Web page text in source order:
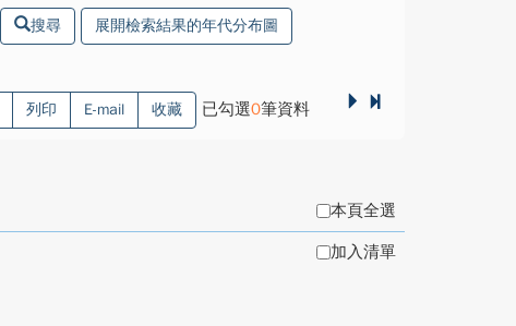
搜尋 展開檢索結果的年代分布圖
列印 E-mail 收藏 已勾選0筆資料
本頁全選
加入清單